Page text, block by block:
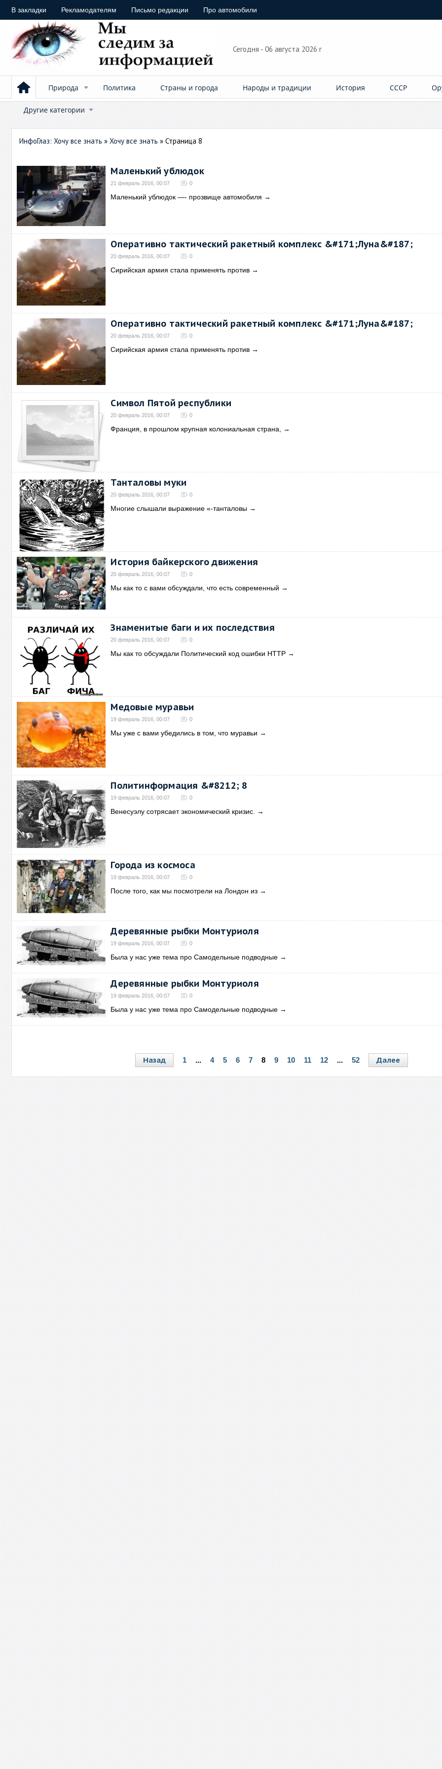
В закладки Рекламодателям Письмо редакции Про автомобили
Сегодня - 06 августа 2026 г
Природа Политика Страны и города Народы и традиции История СССР
Другие категории
ИнфоГлаз: Хочу все знать »Хочу все знать » Страница 8
Маленький ублюдок
21 февраль 2016, 00:07 0
Маленький ублюдок —- прозвище автомобиля →
Оперативно тактический ракетный комплекс &#171;Луна&#187;
20 февраль 2016, 00:07 0
Сирийская армия стала применять против →
Оперативно тактический ракетный комплекс &#171;Луна&#187;
20 февраль 2016, 00:07 0
Сирийская армия стала применять против →
Символ Пятой республики
20 февраль 2016, 00:07 0
Франция, в прошлом крупная колониальная страна, →
Танталовы муки
20 февраль 2016, 00:07 0
Многие слышали выражение «-танталовы →
История байкерского движения
20 февраль 2016, 00:07 0
Мы как то с вами обсуждали, что есть современный →
Знаменитые баги и их последствия
20 февраль 2016, 00:07 0
Мы как то обсуждали Политический код ошибки HTTP →
Медовые муравьи
19 февраль 2016, 00:07 0
Мы уже с вами убедились в том, что муравьи →
Политинформация &#8212; 8
19 февраль 2016, 00:07 0
Венесуэлу сотрясает экономический кризис. →
Города из космоса
19 февраль 2016, 00:07 0
После того, как мы посмотрели на Лондон из →
Деревянные рыбки Монтуриоля
19 февраль 2016, 00:07 0
Была у нас уже тема про Самодельные подводные →
Деревянные рыбки Монтуриоля
19 февраль 2016, 00:07 0
Была у нас уже тема про Самодельные подводные →
Назад 1 ... 4 5 6 7 8 9 10 11 12 ... 52 Далее